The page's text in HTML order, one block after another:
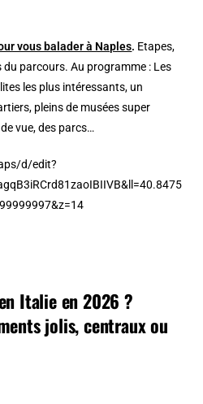
vous balader à Naples. Etapes,
parcours. Au programme : Les
les plus intéressants, un
pleins de musées super
vue, des parcs…
d/edit?
Italie en 2026 ?
jolis, centraux ou